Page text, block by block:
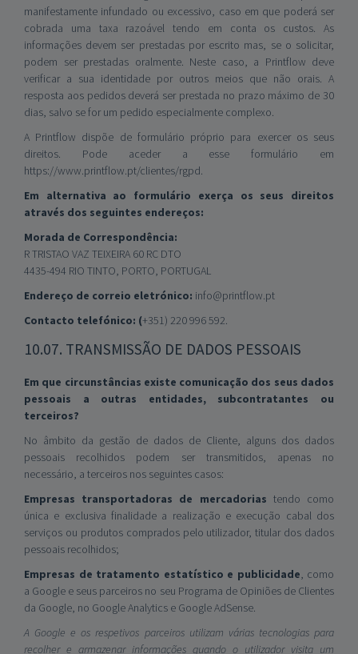
manifestamente infundado ou excessivo, caso em que poderá ser
cobrada uma taxa razoável tendo em conta os custos. As
informações devem ser prestadas por escrito mas, se o solicitar,
podem ser prestadas oralmente. Neste caso, a Printflow deve
verificar a sua identidade por outros meios que não orais. A
resposta aos pedidos deverá ser prestada no prazo máximo de 30
dias, salvo se for um pedido especialmente complexo.
A Printflow dispõe de formulário próprio para exercer os seus
direitos. Pode aceder a esse formulário em
https://www.printflow.pt/clientes/rgpd.
Em alternativa ao formulário exerça os seus direitos
através dos seguintes endereços:
Morada de Correspondência:
R TRISTAO VAZ TEIXEIRA 60 RC DTO
4435-494 RIO TINTO, PORTO, PORTUGAL
Endereço de correio eletrónico: info@printflow.pt
Contacto telefónico: (+351) 220 996 592.
10.07. TRANSMISSÃO DE DADOS PESSOAIS
Em que circunstâncias existe comunicação dos seus dados
pessoais a outras entidades, subcontratantes ou
terceiros?
No âmbito da gestão de dados de Cliente, alguns dos dados
pessoais recolhidos podem ser transmitidos, apenas no
necessário, a terceiros nos seguintes casos:
Empresas transportadoras de mercadorias tendo como
única e exclusiva finalidade a realização e execução cabal dos
serviços ou produtos comprados pelo utilizador, titular dos dados
pessoais recolhidos;
Empresas de tratamento estatístico e publicidade, como
a Google e seus parceiros no seu Programa de Opiniões de Clientes
da Google, no Google Analytics e Google AdSense.
A Google e os respetivos parceiros utilizam várias tecnologias para
recolher e armazenar informações quando o utilizador visita um